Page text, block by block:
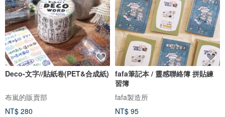
Deco-文字//貼紙卷(PET&合成紙)
布嵐的販賣部
NT$ 280
fafa筆記本 / 靈感聯絡簿 拼貼練
習簿
fafa製造所
NT$ 95